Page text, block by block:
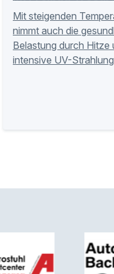
Mit steigenden
nimmt auch die
Belastung durch Hitze
intensive UV-